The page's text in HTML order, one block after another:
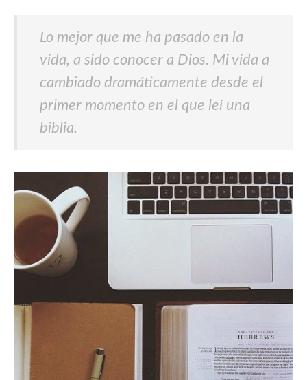
Lo mejor que me ha pasado en la
vida, a sido conocer a Dios. Mi vida a
cambiado dramáticamente desde el
primer momento en el que leí una
biblia.